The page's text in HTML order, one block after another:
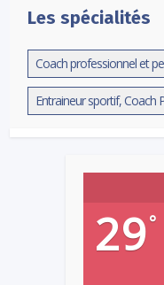
Les spécialités
Coach professionnel et
Entraineur sportif, Coach
29°